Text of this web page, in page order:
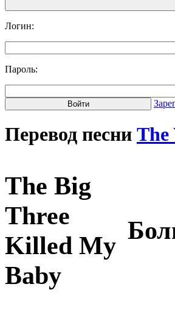
Логин:
Пароль:
Перевод песни The
The Big
Three
Killed My
Baby